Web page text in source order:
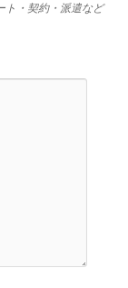
ト・契約・派遣など